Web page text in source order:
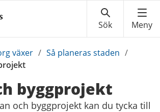
växer / Så planeras staden /
byggprojekt
och byggprojekt kan du tycka till